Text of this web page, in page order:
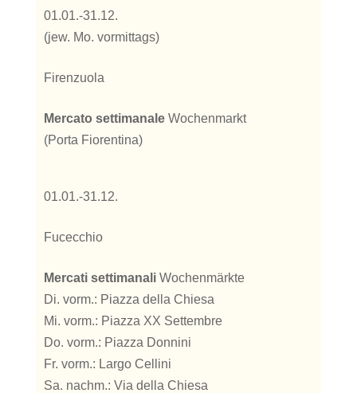
01.01.-31.12.
(jew. Mo. vormittags)
Firenzuola
Mercato settimanale Wochenmarkt
(Porta Fiorentina)
01.01.-31.12.
Fucecchio
Mercati settimanali Wochenmärkte
Di. vorm.: Piazza della Chiesa
Mi. vorm.: Piazza XX Settembre
Do. vorm.: Piazza Donnini
Fr. vorm.: Largo Cellini
Sa. nachm.: Via della Chiesa